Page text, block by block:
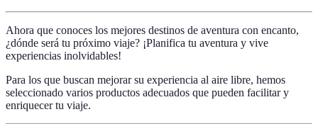
Ahora que conoces los mejores destinos de aventura con encanto,
¿dónde será tu próximo viaje? ¡Planifica tu aventura y vive
experiencias inolvidables!
Para los que buscan mejorar su experiencia al aire libre, hemos
seleccionado varios productos adecuados que pueden facilitar y
enriquecer tu viaje.